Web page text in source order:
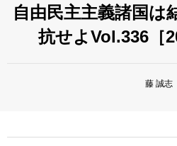
自由民主主義諸国は
抗せよVol.336［
藤 誠志